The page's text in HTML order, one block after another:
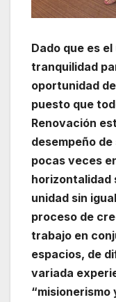
Dado que es
tranquilidad
oportunidad
puesto que
Renovación
desempeño
pocas veces
horizontalidad
unidad sin
proceso de
trabajo en
espacios, de
variada
“misionerismo